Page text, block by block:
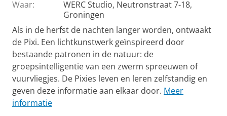
Waar:
WERC Studio, Neutronstraat 7-18,
Groningen
Als in de herfst de nachten langer worden, ontwaakt
de Pixi. Een lichtkunstwerk geïnspireerd door
bestaande patronen in de natuur: de
groepsintelligentie van een zwerm spreeuwen of
vuurvliegjes. De Pixies leven en leren zelfstandig en
geven deze informatie aan elkaar door. Meer
informatie